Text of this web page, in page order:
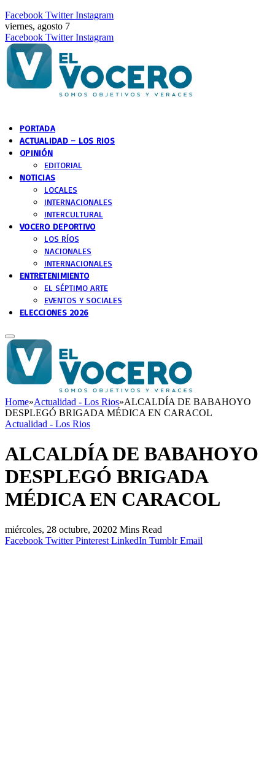
Facebook Twitter Instagram
viernes, agosto 7
Facebook Twitter Instagram
PORTADA
ACTUALIDAD – LOS RIOS
OPINIÓN
EDITORIAL
NOTICIAS
LOCALES
INTERNACIONALES
INTERCULTURAL
VOCERO DEPORTIVO
LOS RÍOS
NACIONALES
INTERNACIONALES
ENTRETENIMIENTO
EL SÉPTIMO ARTE
EVENTOS Y SOCIALES
ELECCIONES 2026
Home»Actualidad - Los Rios»ALCALDÍA DE BABAHOYO
DESPLEGÓ BRIGADA MÉDICA EN CARACOL
Actualidad - Los Rios
ALCALDÍA DE BABAHOYO
DESPLEGÓ BRIGADA
MÉDICA EN CARACOL
miércoles, 28 octubre, 20202 Mins Read
Facebook Twitter Pinterest LinkedIn Tumblr Email